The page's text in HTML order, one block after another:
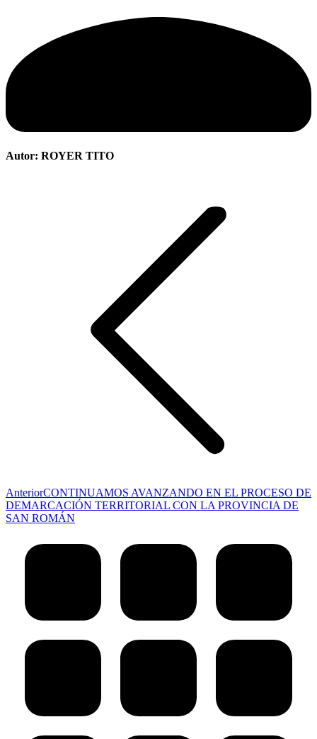
Autor: ROYER TITO
AnteriorPublicación
anterior:
CONTINUAMOS AVANZANDO EN EL PROCESO DE
DEMARCACIÓN TERRITORIAL CON LA PROVINCIA DE
SAN ROMÁN